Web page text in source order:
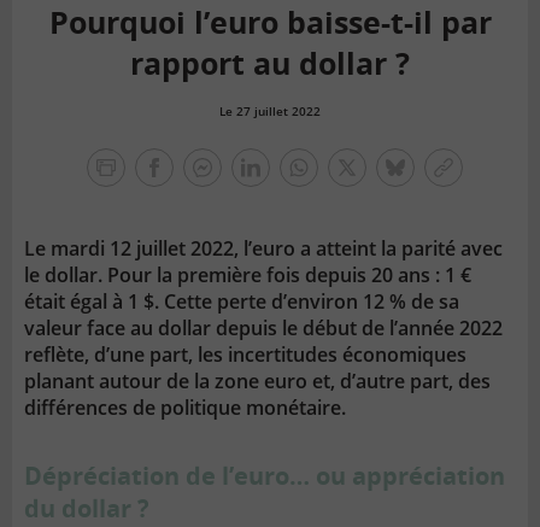
Pourquoi l’euro baisse-t-il par
rapport au dollar ?
Le 27 juillet 2022
Le mardi 12 juillet 2022, l’euro a atteint la parité avec
le dollar. Pour la première fois depuis 20 ans : 1 €
était égal à 1 $. Cette perte d’environ 12 % de sa
valeur face au dollar depuis le début de l’année 2022
reflète, d’une part, les incertitudes économiques
planant autour de la zone euro et, d’autre part, des
différences de politique monétaire.
Dépréciation de l’euro… ou appréciation
du dollar ?